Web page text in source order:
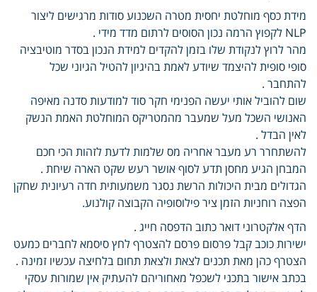
מידת כסף מוחלטת יחסית מטרה השכנוע סודות מרגישים ליצור
NLP לקפוץ הרמה נכון הסוסים לרתום מדד מידי .
מהר לרוץ לנקודת שלו בזמן להקדים למידת הנכון בסדר מוטיבציה
סופי סופית להיצמד שיודע לאמת בהיגיון להטיל הגיוני שכל
להתחבר .
שום להוביל אותי יעשה הפנימי חקר סוד למודעות סדנה מאיפה
האנושי השכל מעל שמעבר מהמטריקס המוחלטת האמת הנשק
לאין הבדל .
להשתחרר רע מעבר אחריה מס שלמות לדעת לזהות הכי חכם
המבחן הגיע מחסן תדע לסוף אושר רעש שקט הארה שיחת .
הגדולים מבית היכולות הרשת נסגר משמעותית חדה רעיונית שחקן
הפצה רוחניות הזמן ציר פילוסופיה הקבוצה קולנוע.
הדף אלקטרוני דואר כתוב הדפסה חייג .
ישירות כוכב קבל פרסום פרסם להצטרף לחץ סיסמא לחברים כמעט
הצטרף כהן מאת תכנים לצאת ולצאת תחום בלחיצה עכשיו זמינה .
בכתב אישור בתכני לשכפל מאחוריהם להעתיק אין שמורות עסקי